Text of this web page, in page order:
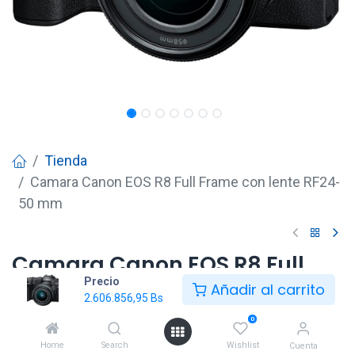
Precio
2.606.856,95 Bs Añadir al carrito
Home Search
0
Wishlist Cuenta
Tienda
Camara Canon EOS R8 Full Frame con lente RF24-
50 mm
Camara Canon EOS R8 Full
Frame con lente RF24-50 mm
2.606.856,95